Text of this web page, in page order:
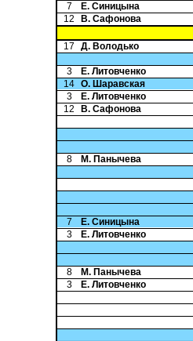
7
Е. Синицына
12
В. Сафонова
17 Д. Володько
3
Е. Литовченко
14 О. Шаравская
3
Е. Литовченко
12
В. Сафонова
8
М. Панычева
7
Е. Синицына
3
Е. Литовченко
8
М. Панычева
3
Е. Литовченко